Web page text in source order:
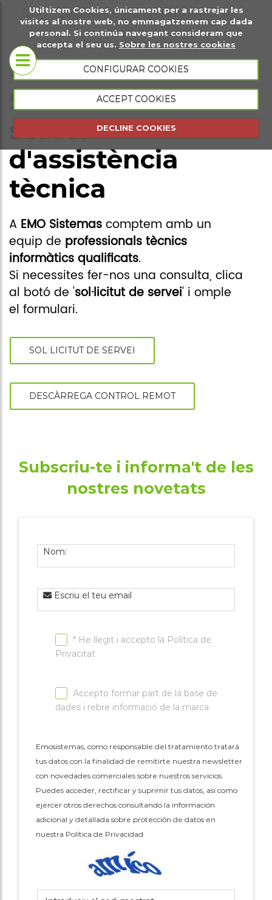
Utiltizem Cookies, únicament per a rastrejar les
visites al nostre web, no emmagatzemem cap dada
personal. Si continúa navegant consideram que
accepta el seu us. Sobre les nostres cookies
CONFIGURAR COOKIES
ACCEPT COOKIES
DECLINE COOKIES
Sobre
nosaltres
Coneix-nos
Portfoli
Pàgines web
Botigues
virtuals
Plana web
presencial
Plana web
comercial
associacions
Cita online
Sol·licitut de
servei
d'assistència
tècnica
A EMO Sistemascomptem amb un
equip de professionals tècnics
informàtics qualificats.
Si necessites fer-nos una consulta, clica
al botó de 'sol·licitut de servei' i omple
el formulari.
SOL·LICITUT DE SERVEI
DESCÀRREGA CONTROL REMOT
Subscriu-te i informa't de les
nostres novetats
Nom:
Escriu el teu email
* He llegit i accepto la Política de
Privacitat
Accepto formar part de la base de
dades i rebre informació de la marca
Emosistemas, como responsable del tratamiento tratará
tus datos con la finalidad de remitirte nuestra newsletter
con novedades comerciales sobre nuestros servicios.
Puedes acceder, rectificar y suprimir tus datos, así como
ejercer otros derechos consultando la información
adicional y detallada sobre protección de datos en
nuestra Política de Privacidad